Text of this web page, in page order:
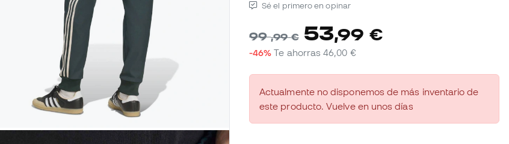
Sé el primero en opinar
99,99 € 53,99 €
-46% Te ahorras46,00 €
Actualmente no disponemos de más inventario de
este producto. Vuelve en unos días